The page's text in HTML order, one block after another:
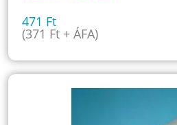
471 Ft
(371 Ft + ÁFA)